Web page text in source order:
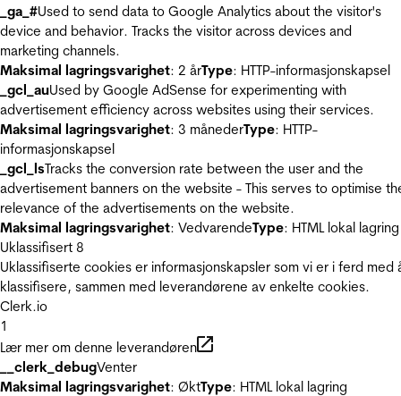
_ga_#Used to send data to Google Analytics about the visitor's
device and behavior. Tracks the visitor across devices and
marketing channels.
Maksimal lagringsvarighet: 2 årType: HTTP-informasjonskapsel
_gcl_auUsed by Google AdSense for experimenting with
advertisement efficiency across websites using their services.
Maksimal lagringsvarighet: 3 månederType: HTTP-
informasjonskapsel
_gcl_lsTracks the conversion rate between the user and the
advertisement banners on the website - This serves to optimise
relevance of the advertisements on the website.
Maksimal lagringsvarighet: VedvarendeType: HTML lokal lagring
Uklassifisert 8
Uklassifiserte cookies er informasjonskapsler som vi er i ferd med
klassifisere, sammen med leverandørene av enkelte cookies.
Clerk.io
1
Lær mer om denne leverandøren
__clerk_debugVenter
Maksimal lagringsvarighet: ØktType: HTML lokal lagring